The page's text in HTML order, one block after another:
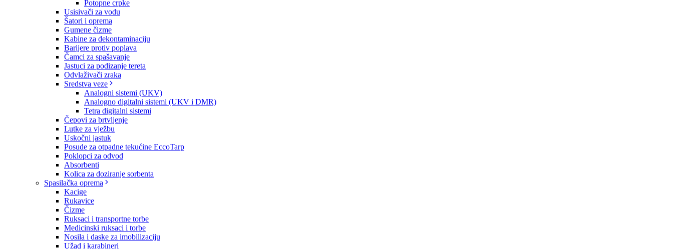
Potopne crpke
Usisivači za vodu
Šatori i oprema
Gumene čizme
Kabine za dekontaminaciju
Barijere protiv poplava
Čamci za spašavanje
Jastuci za podizanje tereta
Odvlaživači zraka
Sredstva veze
Analogni sistemi (UKV)
Analogno digitalni sistemi (UKV i DMR)
Tetra digitalni sistemi
Čepovi za brtvljenje
Lutke za vježbu
Uskočni jastuk
Posude za otpadne tekućine EccoTarp
Poklopci za odvod
Absorbenti
Kolica za doziranje sorbenta
Spasilačka oprema
Kacige
Rukavice
Čizme
Ruksaci i transportne torbe
Medicinski ruksaci i torbe
Nosila i daske za imobilizaciju
Užad i karabineri